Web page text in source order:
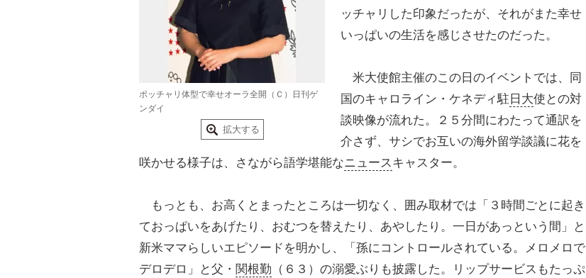
ポッチャリ体型で幸せオーラ全開（Ｃ）日刊ゲ
ンダイ
拡大する
ッチャリした印象だったが、それがまた幸せ
いっぱいの生活を感じさせたのだった。
米大使館主催のこの日のイベントでは、同
国のキャロライン・ケネディ駐 日大使との対
談映像が流れた。２５分間にわたって通訳を
介さず、サシでお互いの海外留学談議に花を
咲かせる様子は、さながら語学堪能なニュースキャスター。
もっとも、お高くとまったところは一切なく、囲み取材では「３時間ごとに起き
ておっぱいをあげたり、おむつを替えたり、あやしたり。一日があっという間」と
新米ママらしいエピソードを明かし、「孫にコントロールされている。メロメロで
デロデロ」と父・ 関根勤 （６３）の溺愛ぶりも披露した。リップサービスもたっぷ